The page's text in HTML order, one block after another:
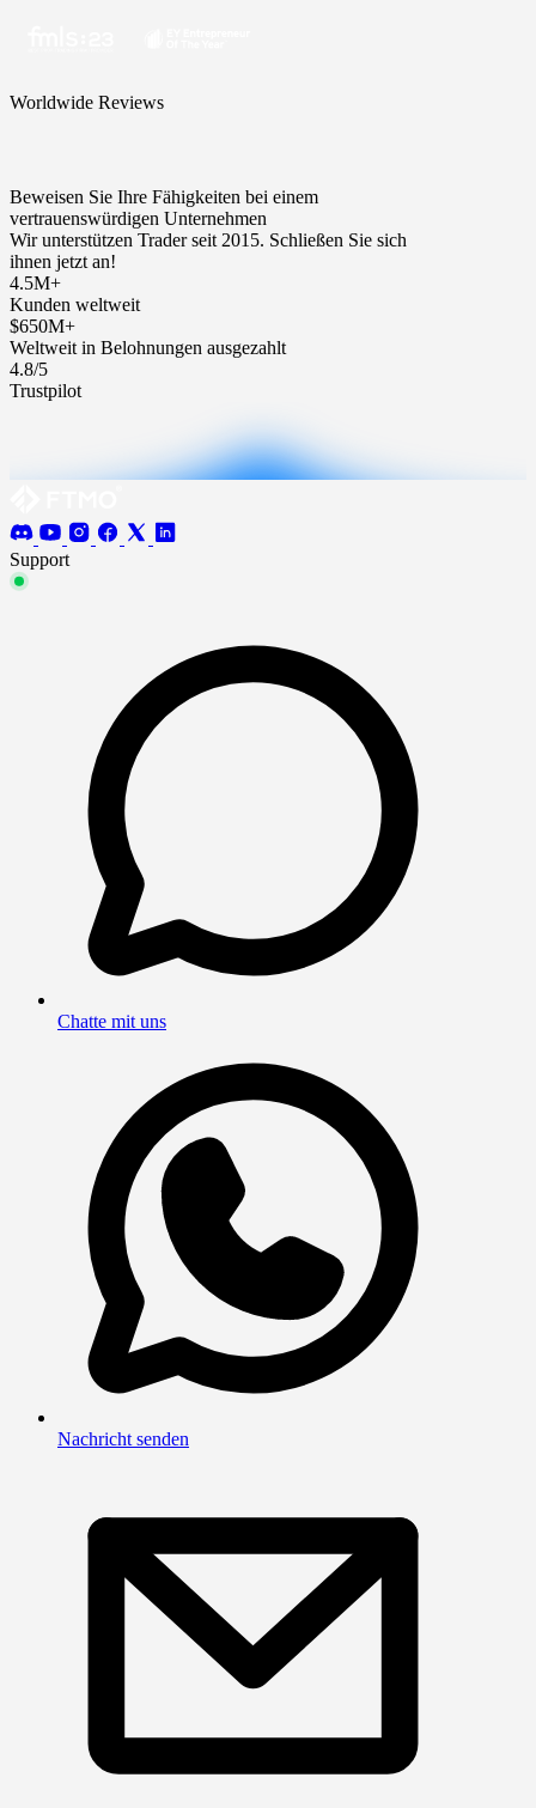
Worldwide Reviews
Beweisen Sie Ihre Fähigkeiten bei einem
vertrauenswürdigen Unternehmen
Wir unterstützen Trader seit 2015. Schließen Sie sich
ihnen jetzt an!
4.5M+
Kunden weltweit
$650M+
Weltweit in Belohnungen ausgezahlt
4.8/5
Trustpilot
Support
Chatte mit uns
Nachricht senden